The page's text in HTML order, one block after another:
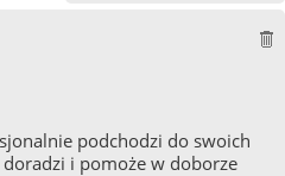
podchodzi do swoich
i pomoże w doborze